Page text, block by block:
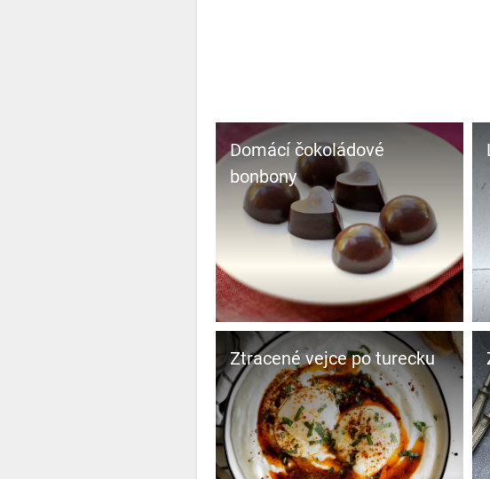
Domácí čokoládové
bonbony
Ztracené vejce po turecku